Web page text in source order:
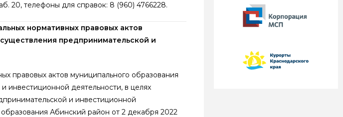
20, телефоны для справок: 8 (960) 4766228.
нормативных правовых актов
предпринимательской и
правовых актов муниципального образования
инвестиционной деятельности, в целях
и инвестиционной
Абинский район от 2 декабря 2022